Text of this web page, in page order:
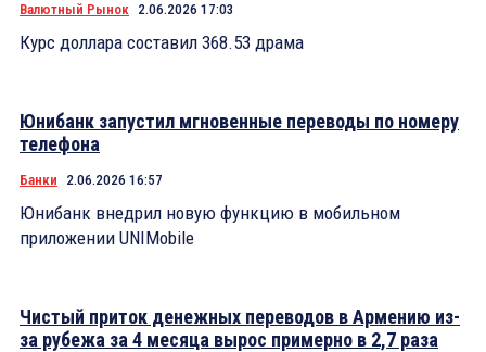
Валютный Рынок 2.06.2026 17:03
Курс доллара составил 368.53 драма
Юнибанк запустил мгновенные переводы по номеру
телефона
Банки 2.06.2026 16:57
Юнибанк внедрил новую функцию в мобильном
приложении UNIMobile
Чистый приток денежных переводов в Армению из-
за рубежа за 4 месяца вырос примерно в 2,7 раза